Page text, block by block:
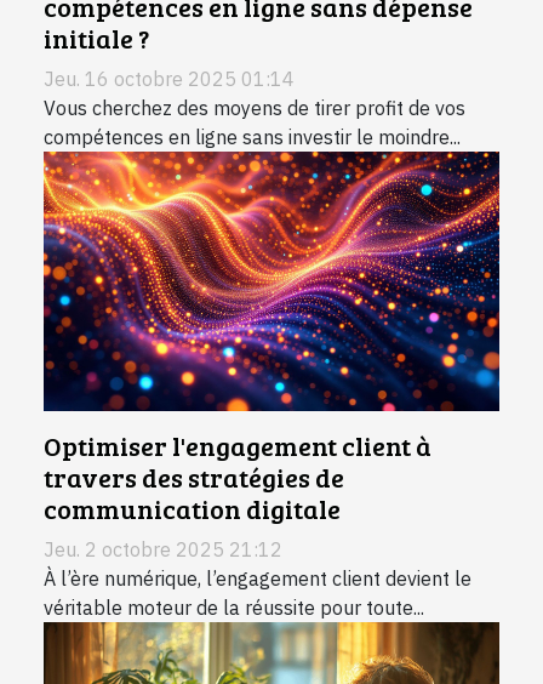
initiale ?
Jeu. 16 octobre 2025 01:14
Vous cherchez des moyens de tirer profit de vos
compétences en ligne sans investir le moindre...
Optimiser l'engagement client à
travers des stratégies de
communication digitale
Jeu. 2 octobre 2025 21:12
À l’ère numérique, l’engagement client devient le
véritable moteur de la réussite pour toute...